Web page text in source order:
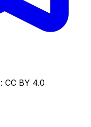
CC BY 4.0